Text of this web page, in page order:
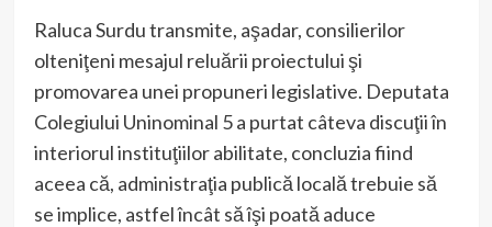
Raluca Surdu transmite, aşadar, consilierilor
olteniţeni mesajul reluării proiectului şi
promovarea unei propuneri legislative. Deputata
Colegiului Uninominal 5 a purtat câteva discuţii în
interiorul instituţiilor abilitate, concluzia fiind
aceea că, administraţia publică locală trebuie să
se implice, astfel încât să îşi poată aduce